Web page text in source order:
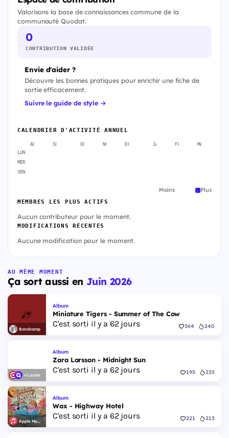
Valorisons la base de connaissances commune de la
communauté Quodat.
0
CONTRIBUTION VALIDÉE
Envie d'aider ?
Découvre les bonnes pratiques pour enrichir une fiche de
sortie efficacement.
Suivre le guide de style →
CALENDRIER D'ACTIVITÉ ANNUEL
AOÛT SEPT. OCT. NOV. DÉC. JANV. FÉVR. MARS
LUN
MER
VEN
Moins Plus
MEMBRES LES PLUS ACTIFS
Aucun contributeur pour le moment.
MODIFICATIONS RÉCENTES
Aucune modification pour le moment.
AU MÊME MOMENT
Ça sort aussi en Juin 2026
Bandcamp
Album
Miniature Tigers - Summer of The Cow
C'est sorti il y a 62 jours 364 240
+1 autre
Album
Zara Larsson - Midnight Sun
C'est sorti il y a 62 jours 195 235
Apple Music
Album
Wax - Highway Hotel
C'est sorti il y a 62 jours 221 213